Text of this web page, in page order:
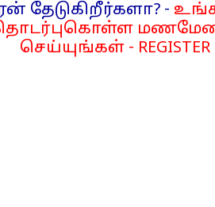
தேடுகிறீர்களா? -
செய்யுங்கள் - REGISTER